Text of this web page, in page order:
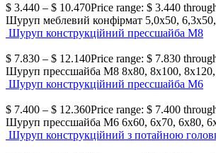
$ 3.440 – $ 10.470Price range: $ 3.440
Шуруп меблевий конфірмат 5,0х50,
Шуруп конструкційний прессшайба М8
$ 7.830 – $ 12.140Price range: $ 7.830
Шуруп прессшайба М8 8х80, 8х100,
Шуруп конструкційний прессшайба М6
$ 7.400 – $ 12.360Price range: $ 7.400
Шуруп прессшайба М6 6х60, 6х70, 6х80,
Шуруп конструкційний з потайною